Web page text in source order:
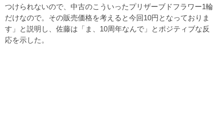
つけられないので、中古のこういったプリザーブドフラワー1輪
だけなので。その販売価格を考えると今回10円となっておりま
す」と説明し、佐藤は「ま、10周年なんで」とポジティブな反
応を示した。